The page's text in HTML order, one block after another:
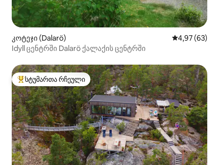
კოტეჯი (Dalarö) საშუალო
4,97 (63)
Idyll ცენტრში Dalarö ქალაქის ცენტრში
სტუმართა რჩეული მოწინავე ვარიანტი
სტუმართა რჩეული